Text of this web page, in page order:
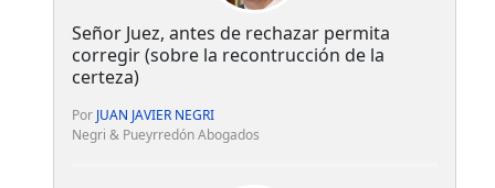
Señor Juez, antes de rechazar permita
corregir (sobre la recontrucción de la
certeza)
Por JUAN JAVIER NEGRI
Negri & Pueyrredón Abogados